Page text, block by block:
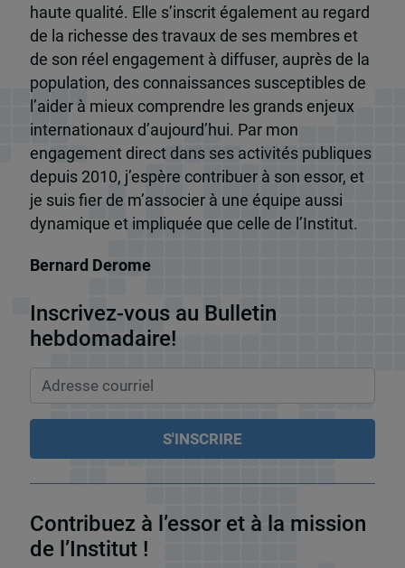
haute qualité. Elle s’inscrit également au regard
de la richesse des travaux de ses membres et
de son réel engagement à diffuser, auprès de la
population, des connaissances susceptibles de
l’aider à mieux comprendre les grands enjeux
internationaux d’aujourd’hui. Par mon
engagement direct dans ses activités publiques
depuis 2010, j’espère contribuer à son essor, et
je suis fier de m’associer à une équipe aussi
dynamique et impliquée que celle de l’Institut.
Bernard Derome
Inscrivez-vous au Bulletin
hebdomadaire!
Contribuez à l’essor et à la mission
de l’Institut !